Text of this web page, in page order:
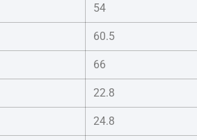
54
60.5
66
22.8
24.8